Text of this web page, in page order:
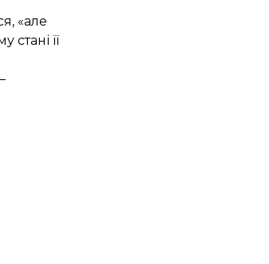
«але
стані її